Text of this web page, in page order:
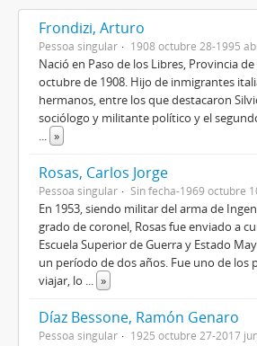
Frondizi, Arturo
Pessoa singular 1908 octubre 28-1995
Nació en Paso de los Libres, Provincia
octubre de 1908. Hijo de inmigrantes
hermanos, entre los que destacaron
sociólogo y militante político y el
... »
Rosas, Carlos Jorge
Pessoa singular Sin fecha-1969 octubre
En 1953, siendo militar del arma de
grado de coronel, Rosas fue enviado a
Escuela Superior de Guerra y Estado
un período de dos años. Fue uno de los
viajar, lo ... »
Díaz Bessone, Ramón Genaro
Pessoa singular 1925 octubre 27-2017